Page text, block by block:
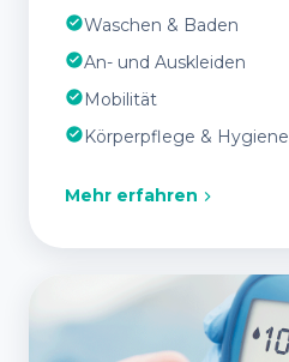
Waschen & Baden
An- und Auskleiden
Mobilität
Körperpflege & Hygiene
Mehr erfahren